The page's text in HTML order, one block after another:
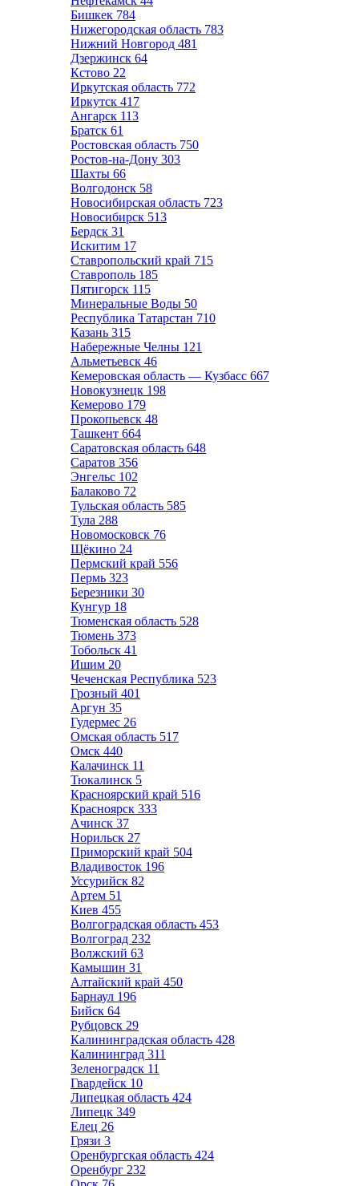
Бишкек 784
Нижегородская область 783
Нижний Новгород 481
Дзержинск 64
Кстово 22
Иркутская область 772
Иркутск 417
Ангарск 113
Братск 61
Ростовская область 750
Ростов-на-Дону 303
Шахты 66
Волгодонск 58
Новосибирская область 723
Новосибирск 513
Бердск 31
Искитим 17
Ставропольский край 715
Ставрополь 185
Пятигорск 115
Минеральные Воды 50
Республика Татарстан 710
Казань 315
Набережные Челны 121
Альметьевск 46
Кемеровская область — Кузбасс 667
Новокузнецк 198
Кемерово 179
Прокопьевск 48
Ташкент 664
Саратовская область 648
Саратов 356
Энгельс 102
Балаково 72
Тульская область 585
Тула 288
Новомосковск 76
Щёкино 24
Пермский край 556
Пермь 323
Березники 30
Кунгур 18
Тюменская область 528
Тюмень 373
Тобольск 41
Ишим 20
Чеченская Республика 523
Грозный 401
Аргун 35
Гудермес 26
Омская область 517
Омск 440
Калачинск 11
Тюкалинск 5
Красноярский край 516
Красноярск 333
Ачинск 37
Норильск 27
Приморский край 504
Владивосток 196
Уссурийск 82
Артем 51
Киев 455
Волгоградская область 453
Волгоград 232
Волжский 63
Камышин 31
Алтайский край 450
Барнаул 196
Бийск 64
Рубцовск 29
Калининградская область 428
Калининград 311
Зеленоградск 11
Гвардейск 10
Липецкая область 424
Липецк 349
Елец 26
Грязи 3
Оренбургская область 424
Оренбург 232